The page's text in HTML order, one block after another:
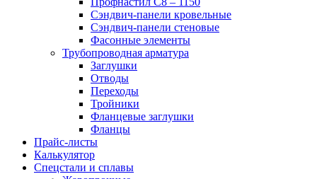
Сэндвич-панели кровельные
Сэндвич-панели стеновые
Фасонные элементы
Трубопроводная арматура
Заглушки
Отводы
Переходы
Тройники
Фланцевые заглушки
Фланцы
Прайс-листы
Калькулятор
Спецстали и сплавы